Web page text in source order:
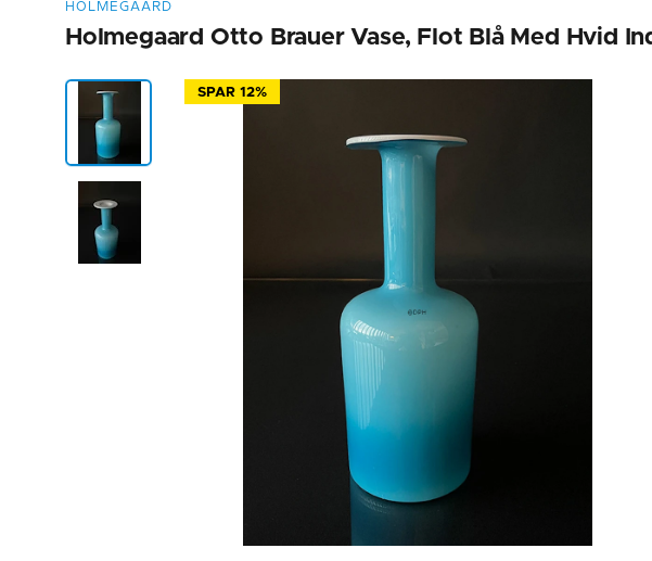
HOLMEGAARD
Holmegaard Otto Brauer Vase, Flot Blå Med Hvid
SPAR 12%